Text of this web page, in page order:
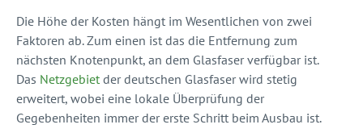
Die Höhe der Kosten hängt im Wesentlichen von zwei
Faktoren ab. Zum einen ist das die Entfernung zum
nächsten Knotenpunkt, an dem Glasfaser verfügbar ist.
Das Netzgebiet der deutschen Glasfaser wird stetig
erweitert, wobei eine lokale Überprüfung der
Gegebenheiten immer der erste Schritt beim Ausbau ist.